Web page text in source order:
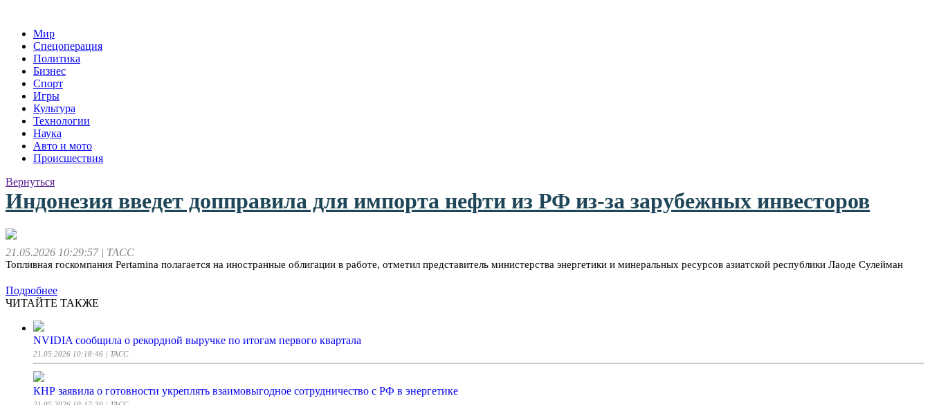
Мир
Спецоперация
Политика
Бизнес
Спорт
Игры
Культура
Технологии
Наука
Авто и мото
Происшествия
Вернуться
Индонезия введет допправила для импорта нефти из РФ из-за зарубежных инвесторов
21.05.2026 10:29:57 | ТАСС
Топливная госкомпания Pertamina полагается на иностранные облигации в работе, отметил представитель министерства энергетики и минеральных ресурсов азиатской республики Лаоде Сулейман
Подробнее
ЧИТАЙТЕ ТАКЖЕ
NVIDIA сообщила о рекордной выручке по итогам первого квартала
21.05.2026 10:18:46 | ТАСС
КНР заявила о готовности укреплять взаимовыгодное сотрудничество с РФ в энергетике